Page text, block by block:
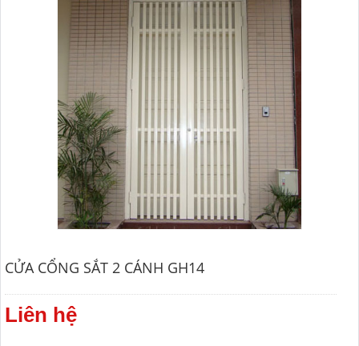
CỬA CỔNG SẮT 2 CÁNH GH14
Liên hệ